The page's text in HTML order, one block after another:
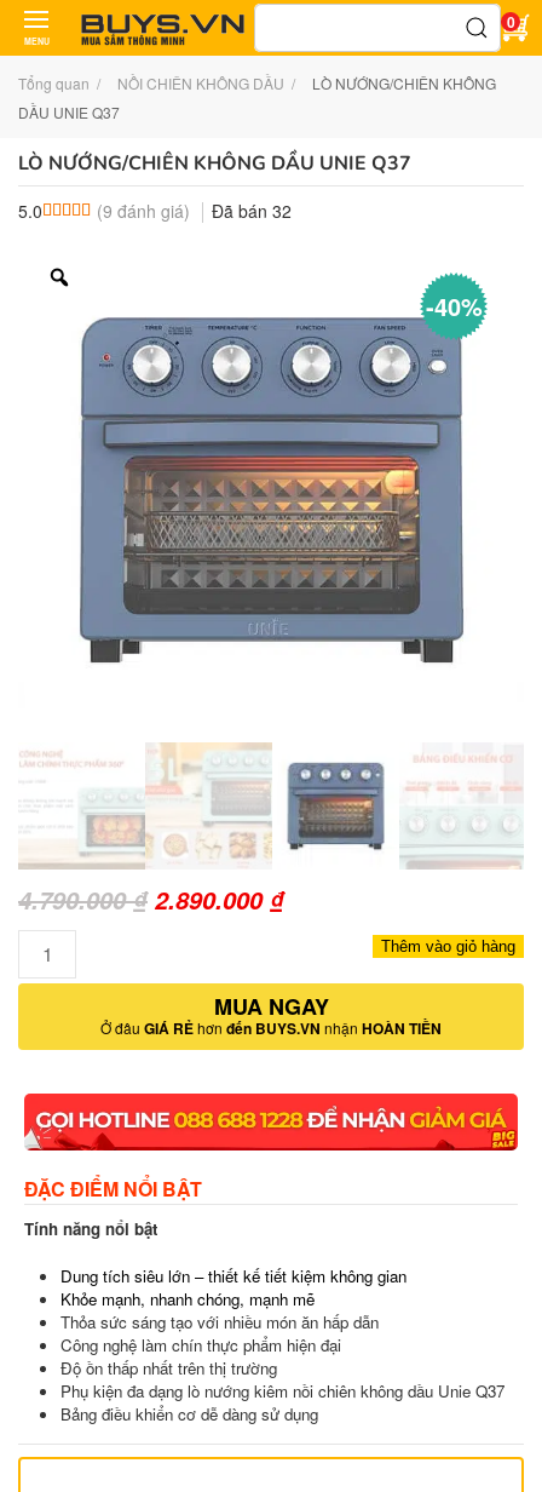
MENU
Tìm
0
Tổng quan NỒI CHIÊN KHÔNG DẦU
LÒ NƯỚNG/CHIÊN KHÔNG
DẦU UNIE Q37
LÒ NƯỚNG/CHIÊN KHÔNG DẦU UNIE Q37
5.0 5.0 trên 5 dựa trên
9 đánh giá
(9 đánh giá) Đã bán 32
-40%
4.790.000₫ Giá
4.790.000 ₫.
2.890.000 ₫Giá
là:
2.890.000 ₫.
lượng
Thêm vào giỏ hàng
MUA NGAY
Ở đâu GIÁ RẺhơn đến BUYS.VN nhận HOÀN TIỀN
ĐẶC ĐIỂM NỔI BẬT
Tính năng nổi bật
Dung tích siêu lớn – thiết kế tiết kiệm không gian
Khỏe mạnh, nhanh chóng, mạnh mẽ
Thỏa sức sáng tạo với nhiều món ăn hấp dẫn
Công nghệ làm chín thực phẩm hiện đại
Độ ồn thấp nhất trên thị trường
Phụ kiện đa dạng lò nướng kiêm nồi chiên không dầu Unie Q37
Bảng điều khiển cơ dễ dàng sử dụng